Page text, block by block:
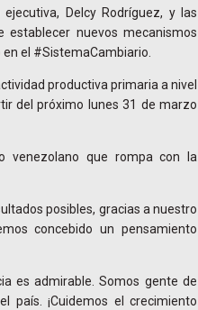
Delcy Rodríguez, y las
establecer nuevos mecanismos
el #SistemaCambiario.
productiva primaria a nivel
del próximo lunes 31 de marzo
venezolano que rompa con la
posibles, gracias a nuestro
concebido un pensamiento
es admirable. Somos gente de
país. ¡Cuidemos el crecimiento